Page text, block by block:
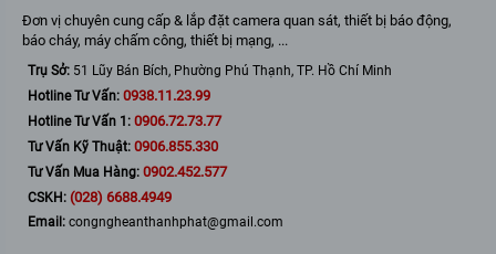
Đơn vị chuyên cung cấp & lắp đặt camera quan sát, thiết bị báo động,
báo cháy, máy chấm công, thiết bị mạng, ...
Trụ Sở: 51 Lũy Bán Bích, Phường Phú Thạnh, TP. Hồ Chí Minh
Hotline Tư Vấn: 0938.11.23.99
Hotline Tư Vấn 1: 0906.72.73.77
Tư Vấn Kỹ Thuật: 0906.855.330
Tư Vấn Mua Hàng: 0902.452.577
CSKH: (028) 6688.4949
Email: congngheanthanhphat@gmail.com